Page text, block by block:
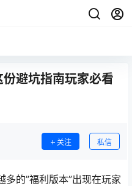
避坑指南玩家必看
关注 私信
的”福利版本”出现在玩家